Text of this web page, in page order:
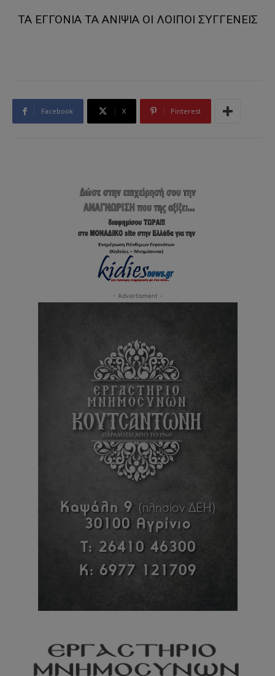
ΤΑ ΕΓΓΟΝΙΑ ΤΑ ΑΝΙΨΙΑ ΟΙ ΛΟΙΠΟΙ ΣΥΓΓΕΝΕΙΣ
Facebook X Pinterest
- Advertisment -